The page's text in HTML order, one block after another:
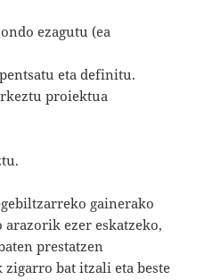
ezagutu (ea
eta definitu.
proiektua
gainerako
ezer eskatzeko,
prestatzen
bat itzali eta beste